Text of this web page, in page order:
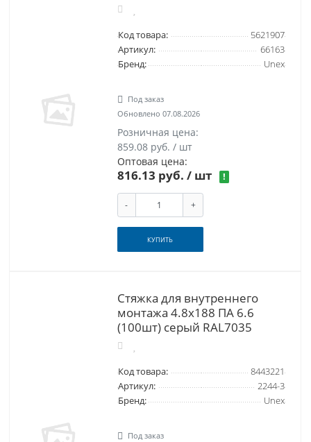
Код товара:
5621907
Артикул:
66163
Бренд:
Unex
Под заказ
Обновлено 07.08.2026
Розничная цена:
859.08 руб. / шт
Оптовая цена:
816.13 руб. / шт !
- +
КУПИТЬ
Стяжка для внутреннего
монтажа 4.8x188 ПА 6.6
(100шт) серый RAL7035
Код товара:
8443221
Артикул:
2244-3
Бренд:
Unex
Под заказ